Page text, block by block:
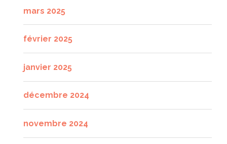
mars 2025
février 2025
janvier 2025
décembre 2024
novembre 2024